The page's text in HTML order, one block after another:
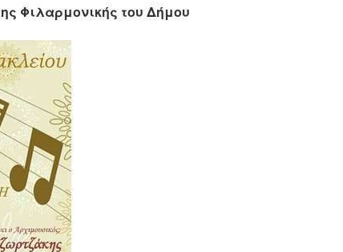
Φιλαρμονικής του Δήμου